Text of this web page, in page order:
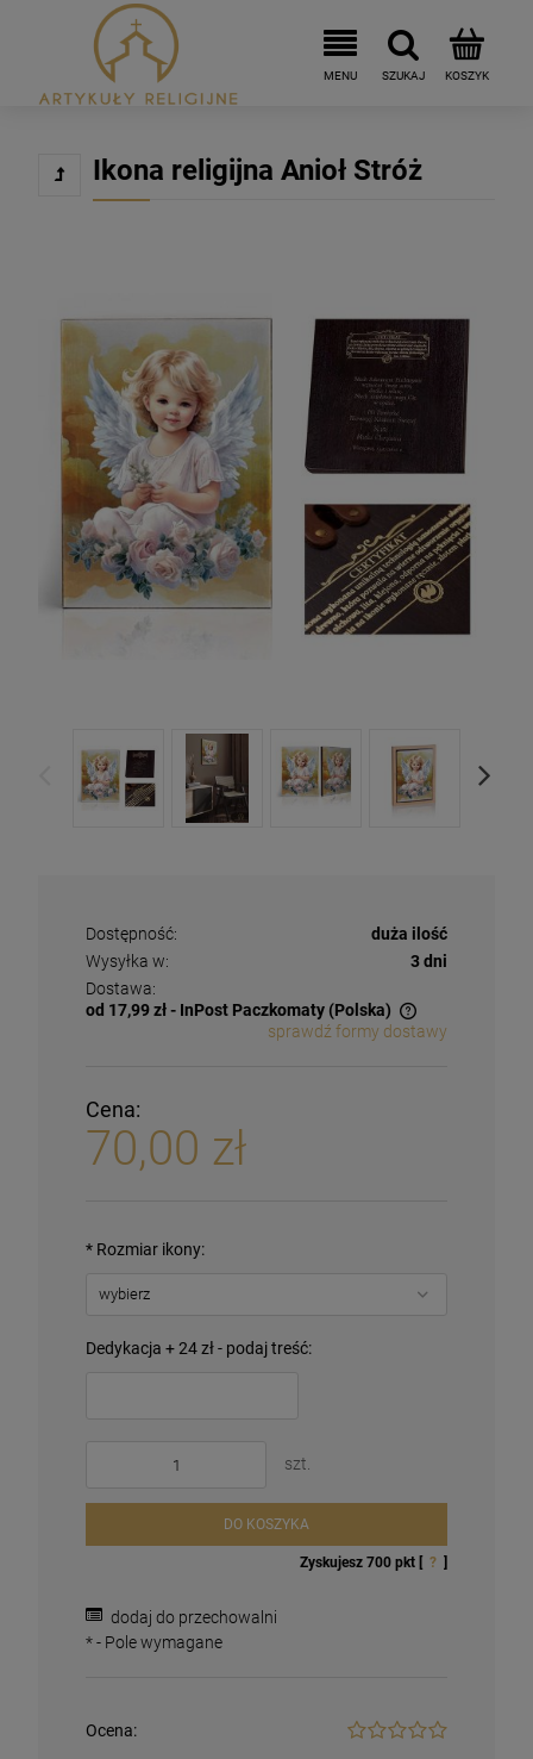
Ikona religijna Anioł Stróż
Dostępność:
duża ilość
Wysyłka w:
3 dni
Dostawa:
od 17,99 zł- InPost Paczkomaty (Polska)
sprawdź formy dostawy
Cena:
70,00 zł
* Rozmiar ikony:
Dedykacja + 24 zł - podaj treść:
szt.
DO KOSZYKA
Zyskujesz 700 pkt [ ? ]
dodaj do przechowalni
*- Pole wymagane
Ocena: